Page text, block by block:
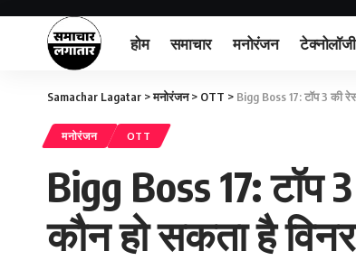
होम समाचार मनोरंजन टेक्नोलॉजी
Samachar Lagatar >मनोरंजन> OTT > Bigg Boss 17: टॉप 3 की
मनोरंजन OTT
Bigg Boss 17: टॉप
कौन हो सकता है विनर